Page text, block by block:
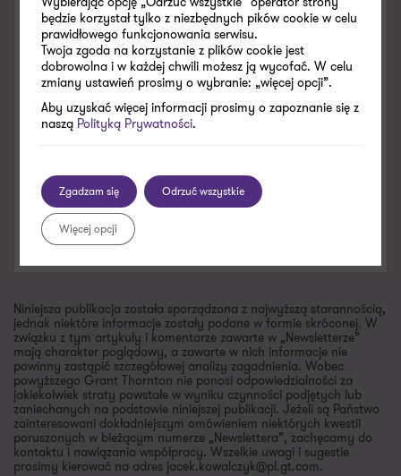
Zobacz dane kontaktowe
malgorzata.samborska@pl.gt.com
+48 661 538 580
Umów spotkanie
LinkedIn
Doradztwo podatkowe
Jednolity Plik Kontrolny (JPK)
Polska Strefa Inwestycji
Niniejsza publikacja została sporządzona z najwyższą starannością,
jednak niektóre informacje zostały podane w formie skróconej. W
związku z tym artykuły i komentarze zawarte w „Newsletterze”
mają charakter poglądowy, a zawarte w nich informacje nie
powinny zastąpić szczegółowej analizy zagadnienia. Wobec
powyższego Grant Thornton nie ponosi odpowiedzialności za
jakiekolwiek straty powstałe w wyniku czynności podjętych lub
zaniechanych na podstawie niniejszej publikacji. Jeżeli są Państwo
zainteresowani dokładniejszym omówieniem niektórych kwestii
poruszonych w bieżącym numerze „Newslettera”, zachęcamy do
kontaktu i nawiązania współpracy. Wszelkie uwagi i sugestie
prosimy kierować na adres jacek.kowalczyk@pl.gt.com.
będzie korzystał tylko z niezbędnych pików cookie w celu
prawidłowego funkcjonowania serwisu.
Twoja zgoda na korzystanie z plików cookie jest
dobrowolna i w każdej chwili możesz ją wycofać. W celu
zmiany ustawień prosimy o wybranie: „więcej opcji”.
Aby uzyskać więcej informacji prosimy o zapoznanie się z
naszą Polityką Prywatności.
Zgadzam się Odrzuć wszystkie
Więcej opcji